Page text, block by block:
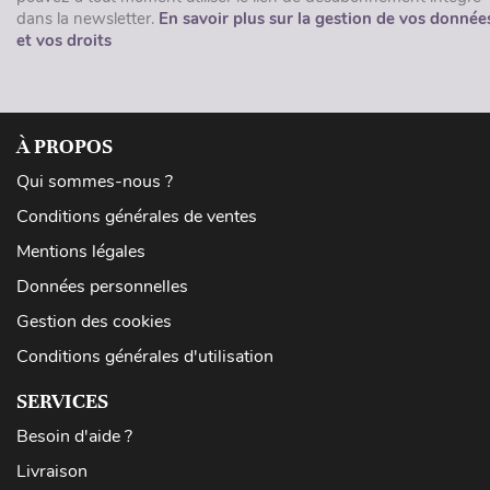
dans la newsletter. En savoir plus sur la gestion de vos
et vos droits
À PROPOS
Qui sommes-nous ?
Conditions générales de ventes
Mentions légales
Données personnelles
Gestion des cookies
Conditions générales d'utilisation
SERVICES
Besoin d'aide ?
Livraison